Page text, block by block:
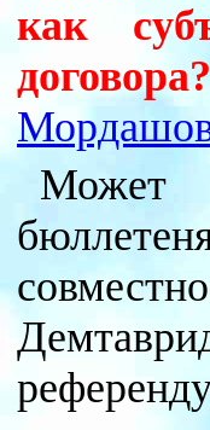
как
Может